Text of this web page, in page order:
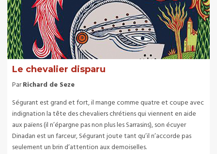
Le chevalier disparu
ParRichard de Seze
Ségurant est grand et fort, il mange comme quatre et coupe avec
indignation la tête des chevaliers chrétiens qui viennent en aide
aux païens (il n’épargne pas non plus les Sarrasins), son écuyer
Dinadan est un farceur, Ségurant joute tant qu’il n’accorde pas
seulement un brin d’attention aux demoiselles.